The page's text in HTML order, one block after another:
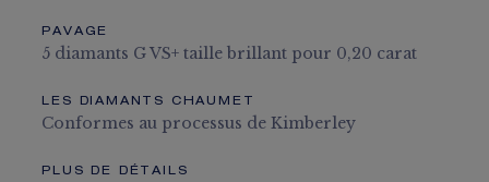
PAVAGE
5 diamants G VS+ taille brillant pour 0,20 carat
LES DIAMANTS CHAUMET
Conformes au processus de Kimberley
PLUS DE DÉTAILS